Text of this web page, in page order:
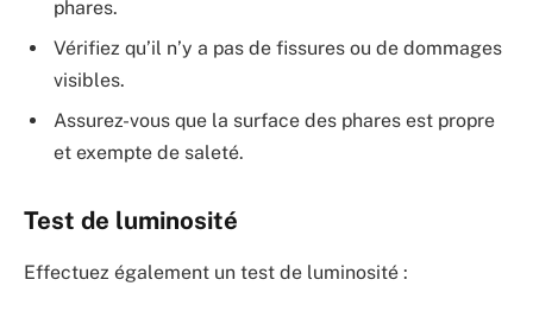
phares.
Vérifiez qu’il n’y a pas de fissures ou de dommages
visibles.
Assurez-vous que la surface des phares est propre
et exempte de saleté.
Test de luminosité
Effectuez également un test de luminosité :